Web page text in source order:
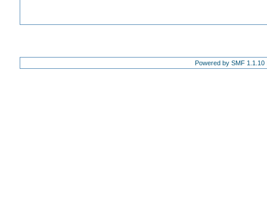
Powered by SMF 1.1.10